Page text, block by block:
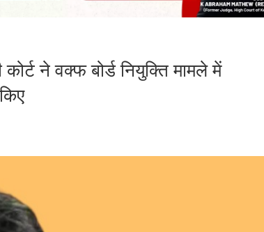
कोर्ट ने वक्फ बोर्ड नियुक्ति मामले में